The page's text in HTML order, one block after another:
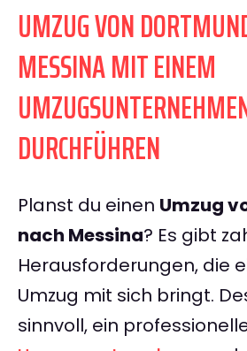
UMZUG VON
MESSINA MIT EINEM
DURCHFÜHREN
Planst du einen Umzug
nach Messina? Es gibt
Herausforderungen, die
Umzug mit sich bringt.
sinnvoll, ein